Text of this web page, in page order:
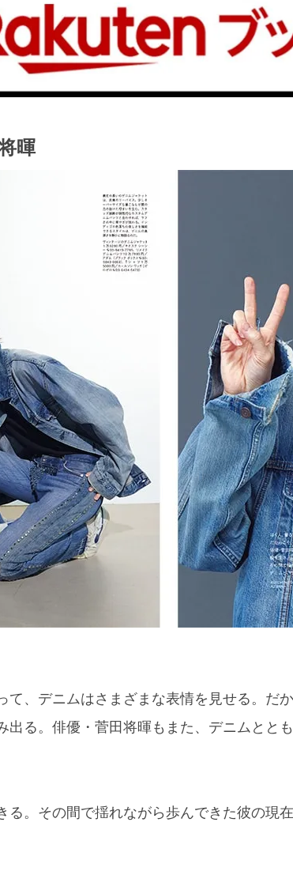
暉
て、デニムはさまざまな表情を見せる。だ
出る。俳優・菅田将暉もまた、デニムとと
る。その間で揺れながら歩んできた彼の現